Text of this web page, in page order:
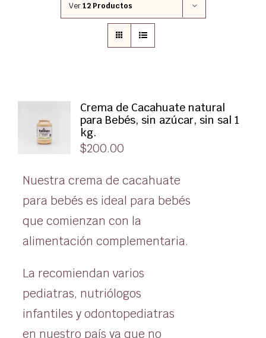
Ver12 Productos
Crema de Cacahuate natural
para Bebés, sin azúcar, sin sal 1
kg.
$200.00
Nuestra crema de cacahuate
para bebés es ideal para bebés
que comienzan con la
alimentación complementaria.
La recomiendan varios
pediatras, nutriólogos
infantiles y odontopediatras
en nuestro país ya que no